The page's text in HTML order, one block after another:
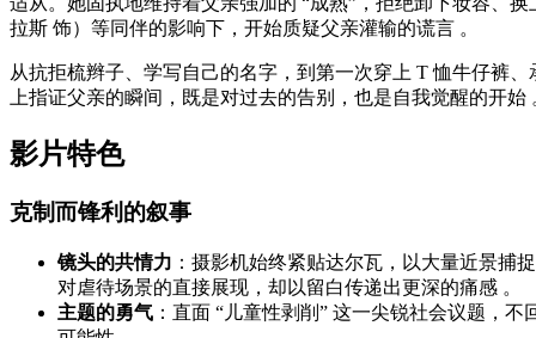
拉斯 饰）等同伴的影响下，开始质疑父亲灌输的谎言 。
从抗拒梳辫子、学写自己的名字，到第一次穿上 T 恤牛仔裤
上指证父亲的瞬间，既是对过去的告别，也是自我觉醒的开始
影片特色
克制而锋利的叙事
镜头的共情力 ：摄影机始终紧贴达尔瓦，以大量近景
对虐待场景的直接展现，却以留白传递出更深的痛感 。
主题的勇气 ：直面 “儿童性剥削” 这一尖锐社会议题，